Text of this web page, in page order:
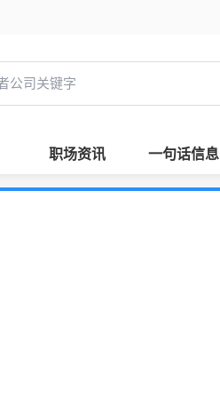
职场资讯 一句话信息